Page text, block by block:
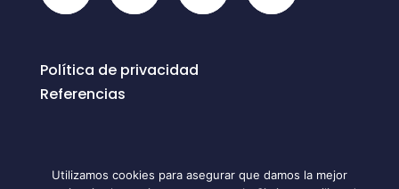
Política de privacidad
Referencias
Utilizamos cookies para asegurar que damos la mejor